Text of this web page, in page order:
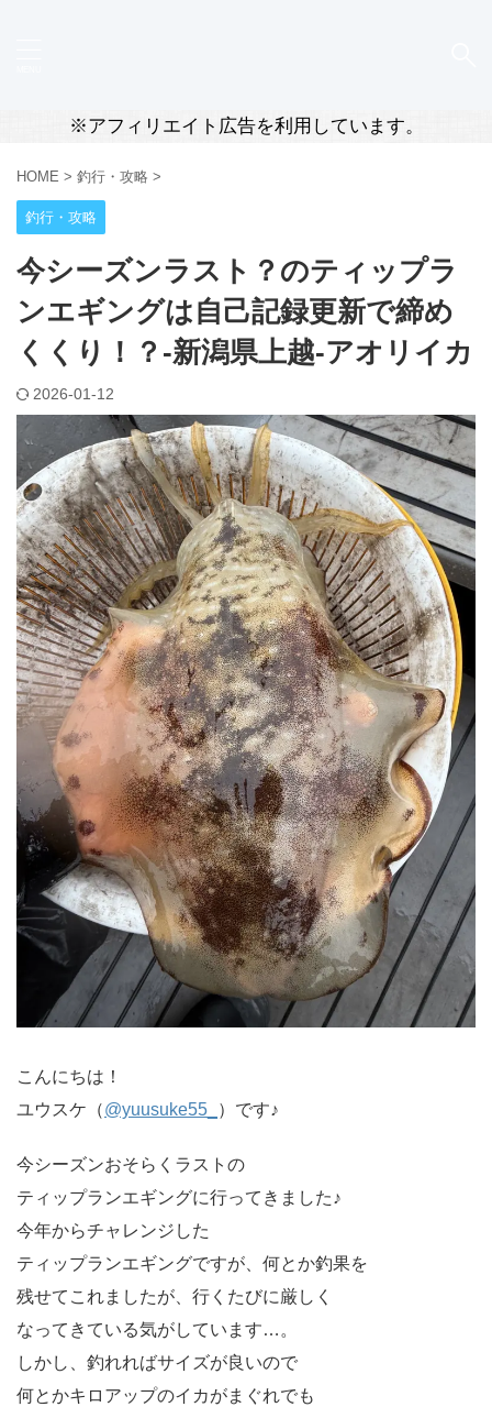
※アフィリエイト広告を利用しています。
HOME > 釣行・攻略 >
釣行・攻略
今シーズンラスト？のティップラ
ンエギングは自己記録更新で締め
くくり！？-新潟県上越-アオリイカ
2026-01-12
こんにちは！
ユウスケ（@yuusuke55_ ）です♪
今シーズンおそらくラストの
ティップランエギングに行ってきました♪
今年からチャレンジした
ティップランエギングですが、何とか釣果を
残せてこれましたが、行くたびに厳しく
なってきている気がしています…。
しかし、釣れればサイズが良いので
何とかキロアップのイカがまぐれでも